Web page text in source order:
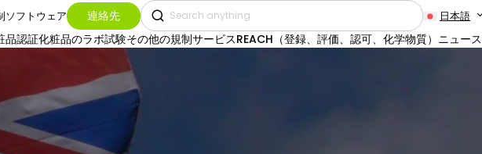
ソフトウェア 連絡先 日本語
品認証化粧品のラボ試験その他の規制サービスREACH（登録、評価、認可、化学物質） ニュース